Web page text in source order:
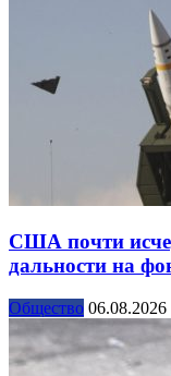
США почти
дальности на
Общество 06.08.2026